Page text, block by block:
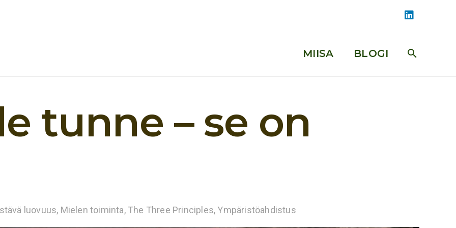
MIISA BLOGI search
tunne – se on
luovuus, Mielen toiminta, The Three Principles, Ympäristöahdistus